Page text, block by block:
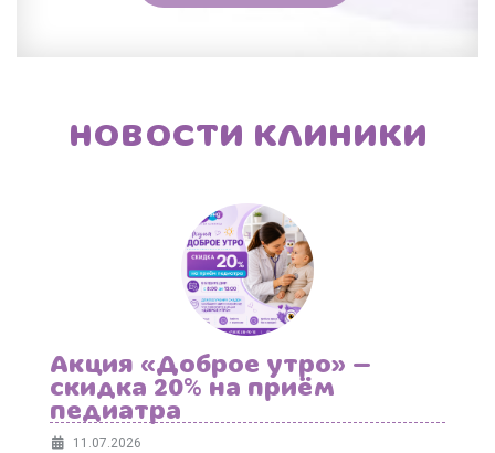
НОВОСТИ КЛИНИКИ
Акция «Доброе утро» —
скидка 20% на приём
педиатра
11.07.2026